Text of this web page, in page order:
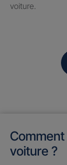
voiture.
Comment
voiture ?